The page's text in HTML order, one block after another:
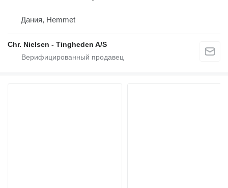
Дания, Hemmet
Chr. Nielsen - Tingheden A/S